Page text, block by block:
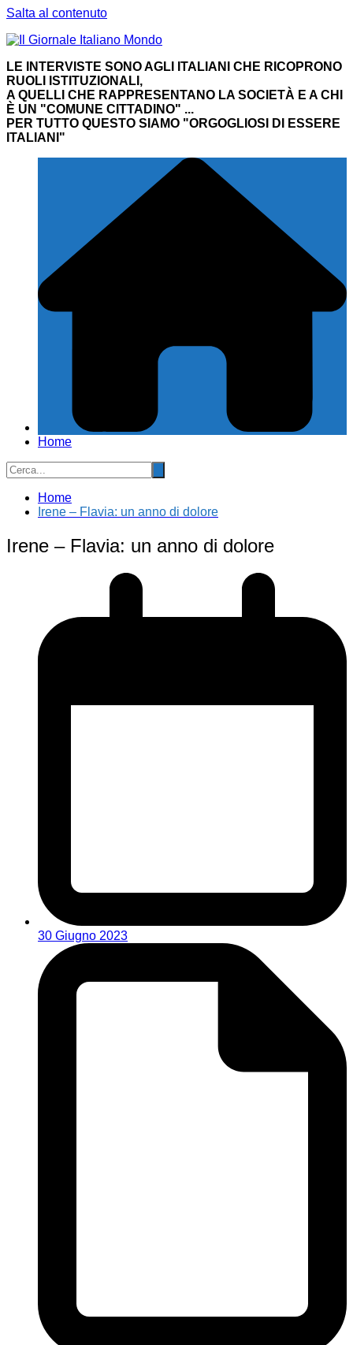
Salta al contenuto
LE INTERVISTE SONO AGLI ITALIANI CHE RICOPRONO
RUOLI ISTITUZIONALI,
A QUELLI CHE RAPPRESENTANO LA SOCIETÀ E A CHI
È UN "COMUNE CITTADINO" ...
PER TUTTO QUESTO SIAMO "ORGOGLIOSI DI ESSERE
ITALIANI"
Home
Home
Irene – Flavia: un anno di dolore
Irene – Flavia: un anno di dolore
30 Giugno 2023